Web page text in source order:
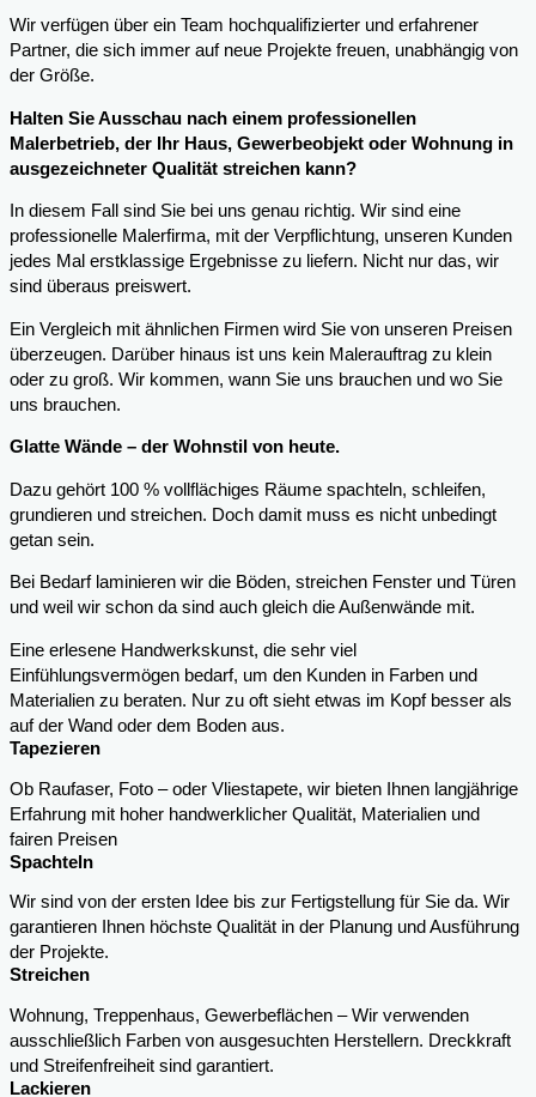
Wir verfügen über ein Team hochqualifizierter und erfahrener
Partner, die sich immer auf neue Projekte freuen, unabhängig von
der Größe.
Halten Sie Ausschau nach einem professionellen
Malerbetrieb, der Ihr Haus, Gewerbeobjekt oder Wohnung in
ausgezeichneter Qualität streichen kann?
In diesem Fall sind Sie bei uns genau richtig. Wir sind eine
professionelle Malerfirma, mit der Verpflichtung, unseren Kunden
jedes Mal erstklassige Ergebnisse zu liefern. Nicht nur das, wir
sind überaus preiswert.
Ein Vergleich mit ähnlichen Firmen wird Sie von unseren Preisen
überzeugen. Darüber hinaus ist uns kein Malerauftrag zu klein
oder zu groß. Wir kommen, wann Sie uns brauchen und wo Sie
uns brauchen.
Glatte Wände – der Wohnstil von heute.
Dazu gehört 100 % vollflächiges Räume spachteln, schleifen,
grundieren und streichen. Doch damit muss es nicht unbedingt
getan sein.
Bei Bedarf laminieren wir die Böden, streichen Fenster und Türen
und weil wir schon da sind auch gleich die Außenwände mit.
Eine erlesene Handwerkskunst, die sehr viel
Einfühlungsvermögen bedarf, um den Kunden in Farben und
Materialien zu beraten. Nur zu oft sieht etwas im Kopf besser als
auf der Wand oder dem Boden aus.
Tapezieren
Ob Raufaser, Foto – oder Vliestapete, wir bieten Ihnen langjährige
Erfahrung mit hoher handwerklicher Qualität, Materialien und
fairen Preisen
Spachteln
Wir sind von der ersten Idee bis zur Fertigstellung für Sie da. Wir
garantieren Ihnen höchste Qualität in der Planung und Ausführung
der Projekte.
Streichen
Wohnung, Treppenhaus, Gewerbeflächen – Wir verwenden
ausschließlich Farben von ausgesuchten Herstellern. Dreckkraft
und Streifenfreiheit sind garantiert.
Lackieren